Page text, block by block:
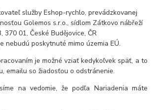
služby Eshop-rychlo, prevádzkovanej
Golemos s.r.o., sídlom Zátkovo nábřeží
370 01, České Budějovice, ČR
nebudú poskytnuté mimo územia EÚ.
je možné vziať kedykoľvek späť, a to
emailu so žiadosťou o odstránenie.
na vedomie, že podľa Nariadenia máte